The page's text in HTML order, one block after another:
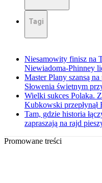
Tagi
Niesamowity finisz na
Niewiadoma-Phinney
Master Plany szansą
Słowenia świetnym
Wielki sukces Polaka.
Kubkowski przepłynął
Tam, gdzie historia
zapraszają na rajd
Promowane treści